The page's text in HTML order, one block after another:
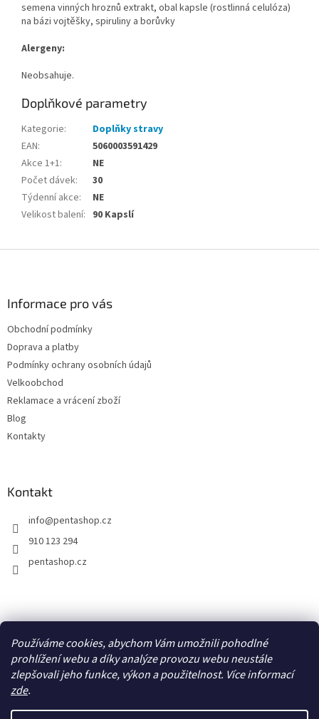
Používáme cookies, abychom Vám umožnili pohodlné
prohlížení webu a díky analýze provozu webu neustále
zlepšovali jeho funkce, výkon a použitelnost. Více informací
zde.
semena vinných hroznů extrakt, obal kapsle (rostlinná celulóza)
na bázi vojtěšky, spiruliny a borůvky
Alergeny:
Neobsahuje.
Doplňkové parametry
Kategorie:
Doplňky stravy
EAN:
5060003591429
Akce 1+1:
NE
Počet dávek:
30
Týdenní akce:
NE
Velikost balení: 90 Kapslí
Informace pro vás
Obchodní podmínky
Doprava a platby
Podmínky ochrany osobních údajů
Velkoobchod
Reklamace a vrácení zboží
Blog
Kontakty
Kontakt
info@pentashop.cz
910 123 294
pentashop.cz